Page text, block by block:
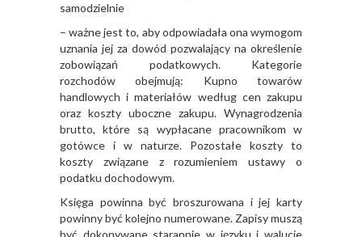
samodzielnie
– ważne jest to, aby odpowiadała ona wymogom
uznania jej za dowód pozwalający na określenie
zobowiązań podatkowych. Kategorie
rozchodów obejmują: Kupno towarów
handlowych i materiałów według cen zakupu
oraz koszty uboczne zakupu. Wynagrodzenia
brutto, które są wypłacane pracownikom w
gotówce i w naturze. Pozostałe koszty to
koszty związane z rozumieniem ustawy o
podatku dochodowym.
Księga powinna być broszurowana i jej karty
powinny być kolejno numerowane. Zapisy muszą